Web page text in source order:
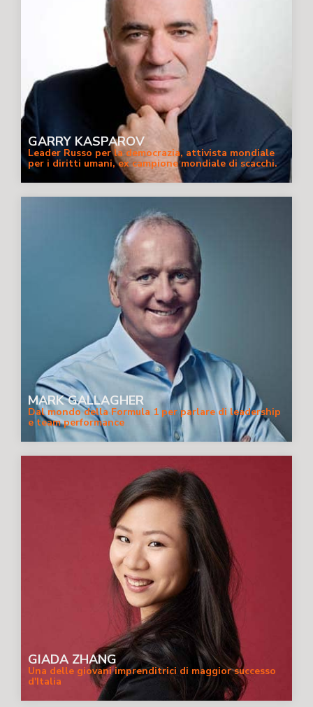
GARRY KASPAROV
Leader Russo per la democrazia, attivista mondiale
per i diritti umani, ex campione mondiale di scacchi.
MARK GALLAGHER
Dal mondo della Formula 1 per parlare di leadership
e team performance
GIADA ZHANG
Una delle giovani imprenditrici di maggior successo
d'Italia